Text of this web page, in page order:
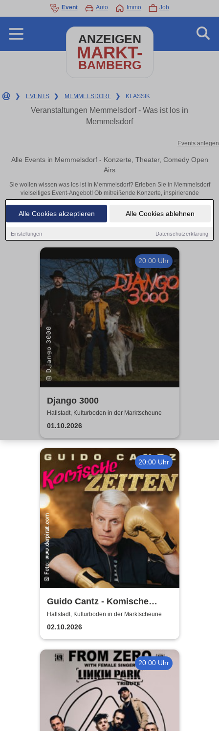
Alle Cookies akzeptieren Alle Cookies ablehnen
Einstellungen Datenschutzerklärung
Event Auto Immo Job
ANZEIGEN
MARKT-
BAMBERG
❯ EVENTS ❯ MEMMELSDORF ❯ KLASSIK
Veranstaltungen Memmelsdorf - Was ist los in
Memmelsdorf
Events anlegen
Alle Events in Memmelsdorf - Konzerte, Theater, Comedy Open
Airs
Sie wollen wissen was los ist in Memmelsdorf? Erleben Sie in Memmelsdorf
vielseitiges Event-Angebot! Ob mitreißende Konzerte, inspirierende
Theateraufführungen oder aufregende Veranstaltungen in Memmelsdorf –
hier finden alles im Überblick und Tickets.
20:00 Uhr
Django 3000
Hallstadt, Kulturboden in der Marktscheune
01.10.2026
20:00 Uhr
Guido Cantz - Komische
Zeiten | Das neue Programm
Hallstadt, Kulturboden in der Marktscheune
02.10.2026
20:00 Uhr